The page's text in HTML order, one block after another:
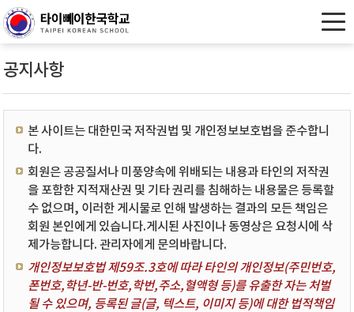
공지사항
본 사이트는 대한민국 저작권법 및 개인정보보호법을 준수합니
다.
회원은 공공질서나 미풍양속에 위배되는 내용과 타인의 저작권
을 포함한 지적재산권 및 기타 권리를 침해하는 내용물은 등록할
수 없으며, 이러한 게시물로 인해 발생하는 결과의 모든 책임은
회원 본인에게 있습니다.게시된 사진이나 동영상은 요청시에 삭
제가능합니다. 관리자에게 문의바랍니다.
개인정보보호법 제59조.3호에 따라 타인의 개인정보(주민번호,
폰번호,학년-반-번호,학번,주소,혈액형 등)를 유출한 자는 처벌
될 수 있으며, 등록된 글(글, 텍스트, 이미지 등)에 대한 법적책임